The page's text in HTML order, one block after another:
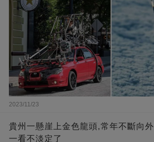
2023/11/23
貴州一懸崖上金色龍頭,常年不斷向
一看不淡定了